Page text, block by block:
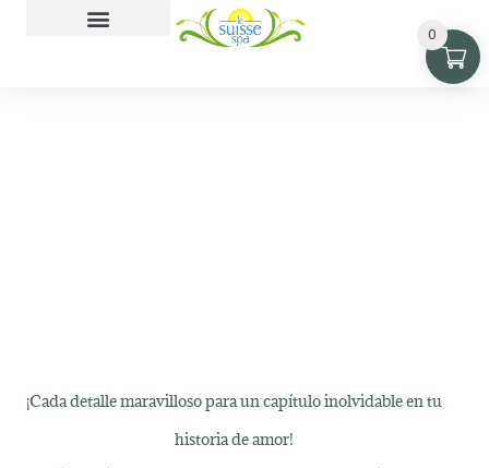
¡Cada detalle maravilloso para un capítulo inolvidable en tu
historia de amor!
0